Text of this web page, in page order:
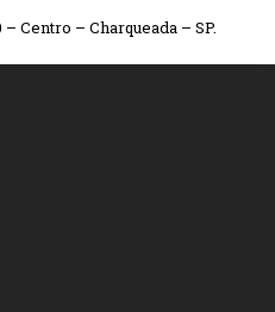
Centro – Charqueada – SP.